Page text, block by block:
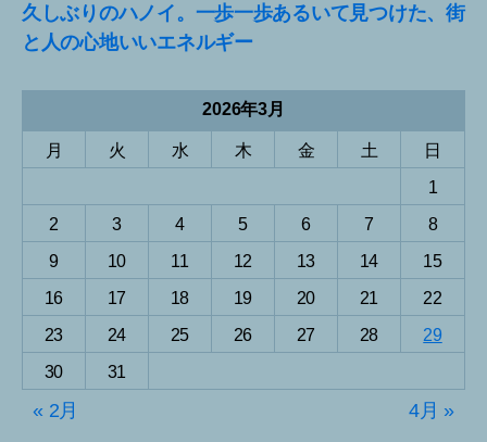
久しぶりのハノイ。一歩一歩あるいて見つけた、街
と人の心地いいエネルギー
2026年3月
月 火 水 木 金 土
日
1
2
3 4 5 6 7
8
9
10 11 12 13 14
15
16
17 18 19 20 21
22
23
24 25 26 27 28
29
30
31
« 2月 4月 »